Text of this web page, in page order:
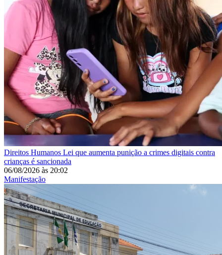
Direitos Humanos Lei que aumenta punição a crimes digitais contra
crianças é sancionada
06/08/2026 às 20:02
Manifestação